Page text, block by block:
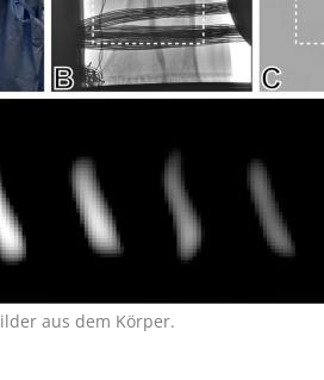
aus dem Körper.